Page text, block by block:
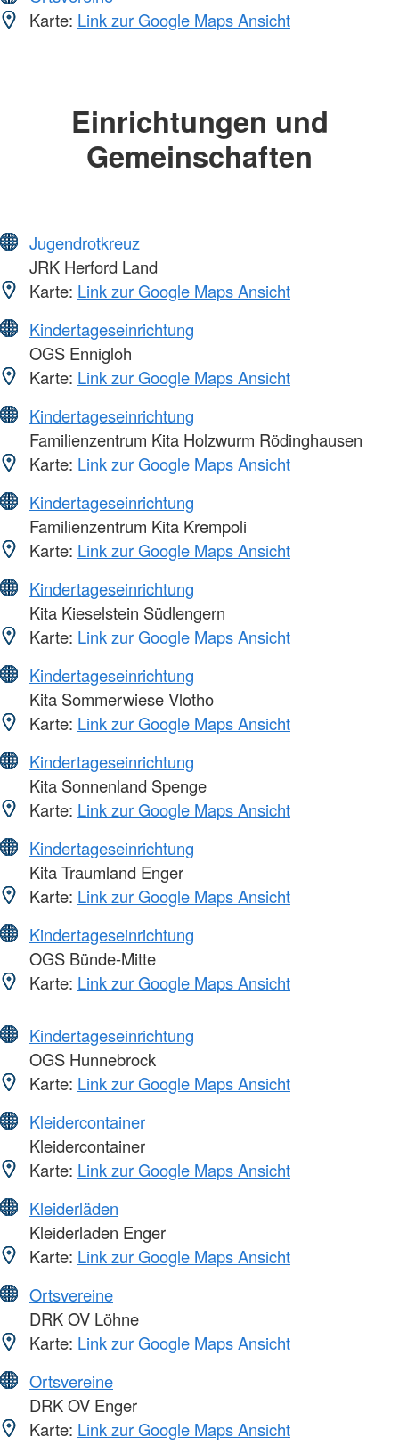
Karte: Link zur Google Maps Ansicht
Einrichtungen und
Gemeinschaften
Jugendrotkreuz
JRK Herford Land
Karte: Link zur Google Maps Ansicht
Kindertageseinrichtung
OGS Ennigloh
Karte: Link zur Google Maps Ansicht
Kindertageseinrichtung
Familienzentrum Kita Holzwurm Rödinghausen
Karte: Link zur Google Maps Ansicht
Kindertageseinrichtung
Familienzentrum Kita Krempoli
Karte: Link zur Google Maps Ansicht
Kindertageseinrichtung
Kita Kieselstein Südlengern
Karte: Link zur Google Maps Ansicht
Kindertageseinrichtung
Kita Sommerwiese Vlotho
Karte: Link zur Google Maps Ansicht
Kindertageseinrichtung
Kita Sonnenland Spenge
Karte: Link zur Google Maps Ansicht
Kindertageseinrichtung
Kita Traumland Enger
Karte: Link zur Google Maps Ansicht
Kindertageseinrichtung
OGS Bünde-Mitte
Karte: Link zur Google Maps Ansicht
Kindertageseinrichtung
OGS Hunnebrock
Karte: Link zur Google Maps Ansicht
Kleidercontainer
Kleidercontainer
Karte: Link zur Google Maps Ansicht
Kleiderläden
Kleiderladen Enger
Karte: Link zur Google Maps Ansicht
Ortsvereine
DRK OV Löhne
Karte: Link zur Google Maps Ansicht
Ortsvereine
DRK OV Enger
Karte: Link zur Google Maps Ansicht